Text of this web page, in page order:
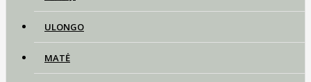
ULONGO
MATĖ